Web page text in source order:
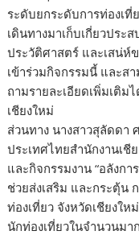
ระดับยกระดับการท่องเที่
เดินทางมาเก็บเกี่ยวปร
ประวัติศาสตร์ และเสน่ห์
เข้าร่วมกิจกรรมนี้ และส
ถามรายละเอียดเพิ่มเติม
เชียงใหม่
ส่วนทาง นางสาวสุลัดดา
ประเทศไทยสำนักงานเชี
และกิจกรรมงาน “อลังก
ช่วยส่งเสริม และกระตุ้น
ท่องเที่ยว จังหวัดเชียงใ
นักท่องเที่ยวในจำนวนม